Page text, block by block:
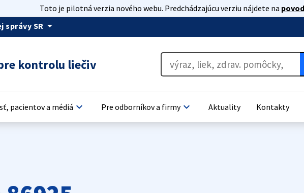
Toto je pilotná verzia nového webu. Predchádzajúcu verziu nájdete na
správy SR arrow_drop_down
kontrolu liečiv
pacientov a médiá keyboard_arrow_down Pre odborníkov a firmykeyboard_arrow_down Aktuality Kontakty